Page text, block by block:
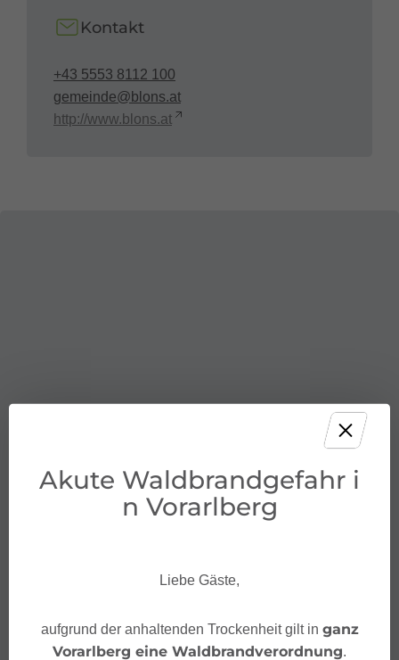
Kontakt
+43 5553 8112 100
gemeinde@blons.at
http://www.blons.at
Akute Waldbrandgefahr i
n Vorarlberg
Liebe Gäste,
aufgrund der anhaltenden Trockenheit gilt in ganz
Vorarlberg eine Waldbrandverordnung